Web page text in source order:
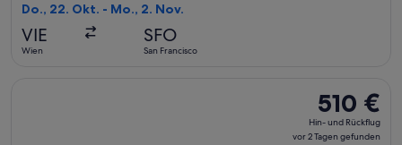
Do., 22. Okt. - Mo., 2. Nov.
VIE
Wien
SFO
San Francisco
510 €
Hin-
und
510 €
Hin- und Rückflug
vor 2 Tagen gefunden